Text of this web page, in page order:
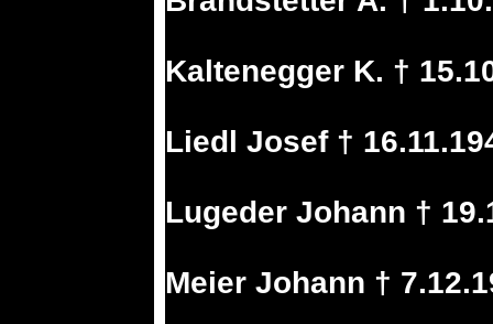
Kaltenegger K. †
Liedl Josef †
Lugeder Johann †
Meier Johann †